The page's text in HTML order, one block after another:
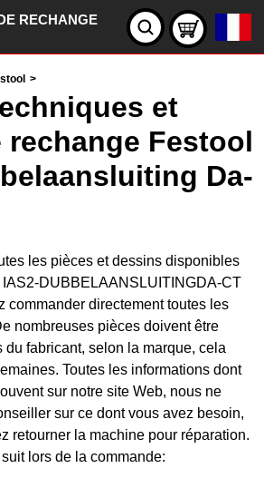
RECHANGE
>
et
rechange Festool
Da-
les pièces et dessins disponibles
DUBBELAANSLUITINGDA-CT
commander directement toutes les
nombreuses pièces doivent être
du fabricant, selon la marque, cela
Toutes les informations dont
sur notre site Web, nous ne
sur ce dont vous avez besoin,
retourner la machine pour réparation.
lors de la commande: